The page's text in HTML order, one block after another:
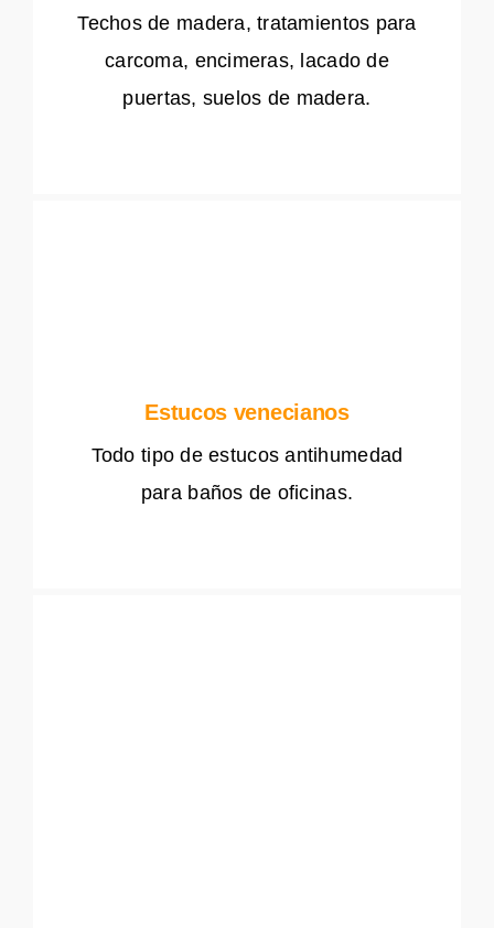
Techos de madera, tratamientos para
carcoma, encimeras, lacado de
puertas, suelos de madera.
Estucos venecianos
Todo tipo de estucos antihumedad
para baños de oficinas.